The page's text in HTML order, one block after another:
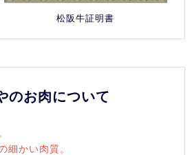
松阪牛証明書
のお肉について
細かい肉質。